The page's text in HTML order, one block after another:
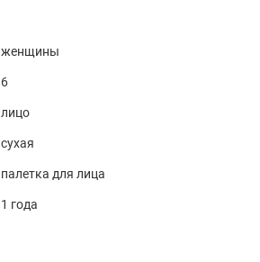
женщины
6
лицо
сухая
палетка для лица
1 года